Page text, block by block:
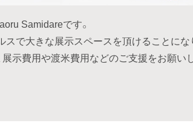
Samidareです。
スで大きな展示スペースを頂けることにな
示費用や渡米費用などのご支援をお願い